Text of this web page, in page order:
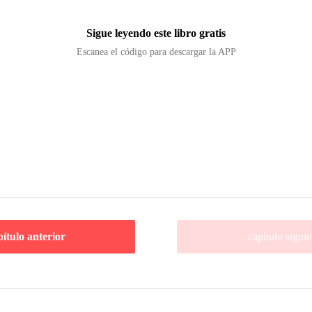
Sigue leyendo este libro gratis
Escanea el código para descargar la APP
anterior capítulo